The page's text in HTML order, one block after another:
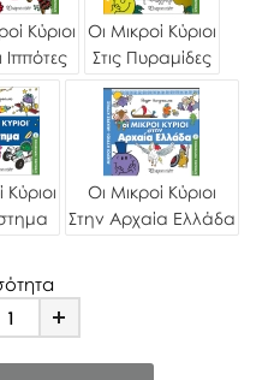
Κύριοι
Ιππότες
Οι Μικροί Κύριοι
Στις Πυραμίδες
Κύριοι
Οι Μικροί Κύριοι
Στην Αρχαία Ελλάδα
Plus